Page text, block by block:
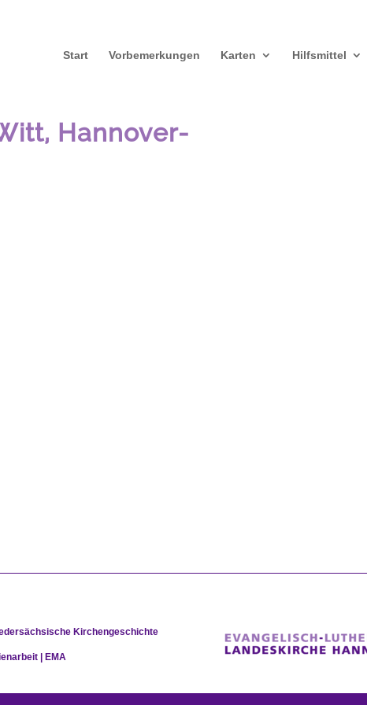
Start Vorbemerkungen Karten Hilfsmittel
Hannover-
Kirchengeschichte
| EMA